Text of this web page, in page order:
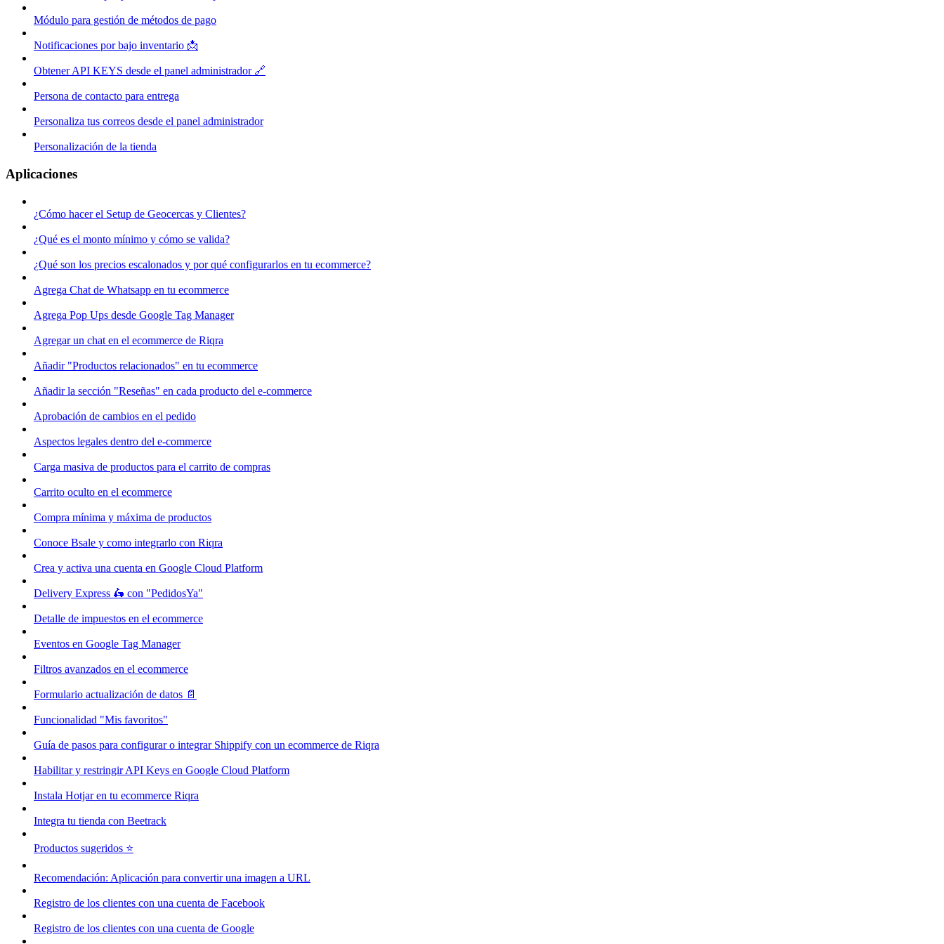
Módulo para gestión de métodos de pago
Notificaciones por bajo inventario 📩
Obtener API KEYS desde el panel administrador 🔗
Persona de contacto para entrega
Personaliza tus correos desde el panel administrador
Personalización de la tienda
Aplicaciones
¿Cómo hacer el Setup de Geocercas y Clientes?
¿Qué es el monto mínimo y cómo se valida?
¿Qué son los precios escalonados y por qué configurarlos en tu ecommerce?
Agrega Chat de Whatsapp en tu ecommerce
Agrega Pop Ups desde Google Tag Manager
Agregar un chat en el ecommerce de Riqra
Añadir "Productos relacionados" en tu ecommerce
Añadir la sección "Reseñas" en cada producto del e-commerce
Aprobación de cambios en el pedido
Aspectos legales dentro del e-commerce
Carga masiva de productos para el carrito de compras
Carrito oculto en el ecommerce
Compra mínima y máxima de productos
Conoce Bsale y como integrarlo con Riqra
Crea y activa una cuenta en Google Cloud Platform
Delivery Express 🛵 con "PedidosYa"
Detalle de impuestos en el ecommerce
Eventos en Google Tag Manager
Filtros avanzados en el ecommerce
Formulario actualización de datos 📄
Funcionalidad "Mis favoritos"
Guía de pasos para configurar o integrar Shippify con un ecommerce de Riqra
Habilitar y restringir API Keys en Google Cloud Platform
Instala Hotjar en tu ecommerce Riqra
Integra tu tienda con Beetrack
Productos sugeridos ⭐
Recomendación: Aplicación para convertir una imagen a URL
Registro de los clientes con una cuenta de Facebook
Registro de los clientes con una cuenta de Google